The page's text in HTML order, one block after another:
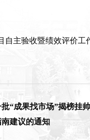
主验收暨绩效评价工
“成果找市场”揭榜挂
建议的通知